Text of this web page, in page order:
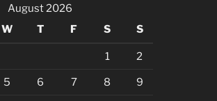
August 2026
W T F S S
1 2
5 6 7 8 9